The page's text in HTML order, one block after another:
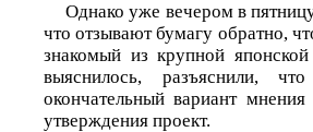
Однако уже вечером в
что отзывают бумагу обратно,
знакомый из крупной
выяснилось, разъяснили,
окончательный вариант мнения
утверждения проект.